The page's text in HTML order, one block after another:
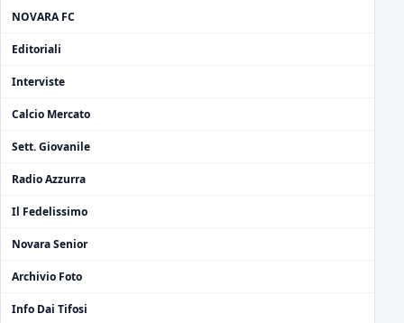
NOVARA FC
Editoriali
Interviste
Calcio Mercato
Sett. Giovanile
Radio Azzurra
Il Fedelissimo
Novara Senior
Archivio Foto
Info Dai Tifosi